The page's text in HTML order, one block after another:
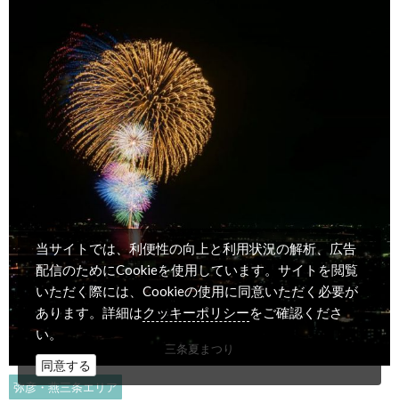
三条夏まつり
弥彦・燕三条エリア
当サイトでは、利便性の向上と利用状況の解析、広告
配信のためにCookieを使用しています。サイトを閲覧
いただく際には、Cookieの使用に同意いただく必要が
あります。詳細はクッキーポリシーをご確認くださ
い。
同意する